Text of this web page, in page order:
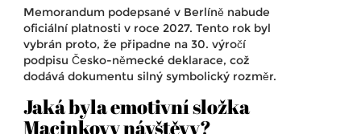
Memorandum podepsané v Berlíně nabude
oficiální platnosti v roce 2027. Tento rok byl
vybrán proto, že připadne na 30. výročí
podpisu Česko-německé deklarace, což
dodává dokumentu silný symbolický rozměr.
Jaká byla emotivní složka
Macinkovy návštěvy?